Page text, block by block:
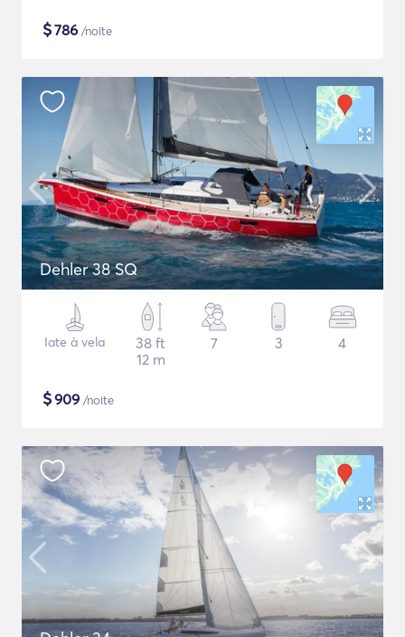
$786 /noite
Dehler 38 SQ
Iate à vela
38 ft
12 m
7 3 4
$909 /noite